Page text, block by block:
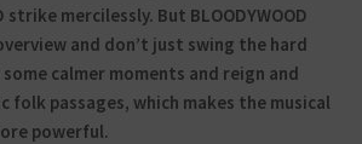
strike mercilessly. But BLOODYWOOD
and don’t just swing the hard
calmer moments and reign and
passages, which makes the musical
powerful.